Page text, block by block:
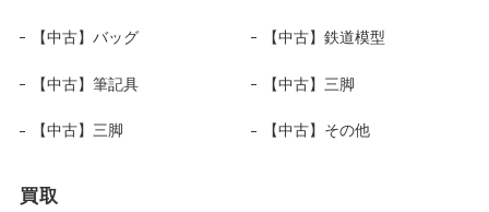
【中古】バッグ 【中古】鉄道模型
【中古】筆記具 【中古】三脚
【中古】三脚 【中古】その他
買取